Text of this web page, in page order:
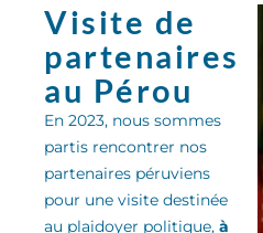
Visite de
partenaires
au Pérou
En 2023, nous sommes
partis rencontrer nos
partenaires péruviens
pour une visite destinée
au plaidoyer politique, à